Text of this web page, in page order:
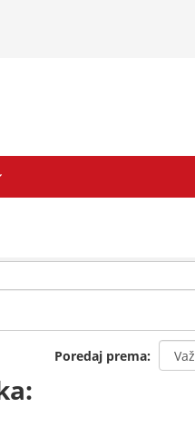
Poredaj prema